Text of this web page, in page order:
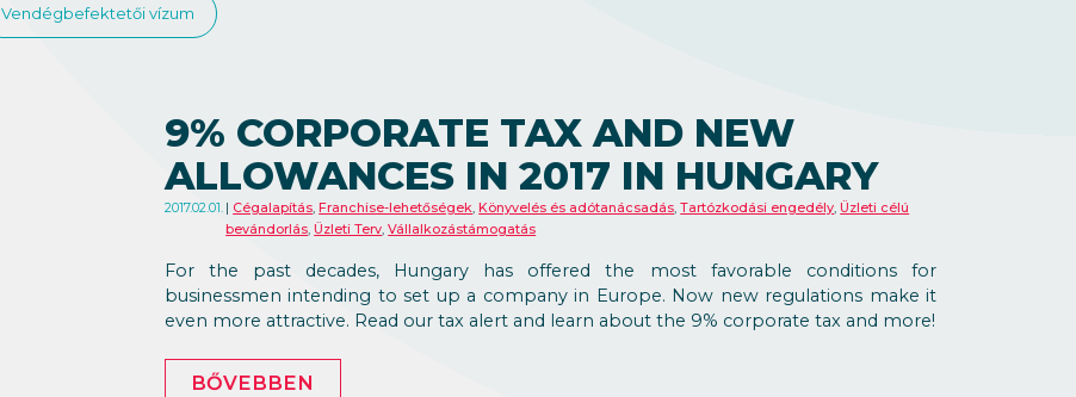
Vendégbefektetői vízum
9% CORPORATE TAX AND NEW
ALLOWANCES IN 2017 IN HUNGARY
2017.02.01. Cégalapítás, Franchise-lehetőségek, Könyvelés és adótanácsadás,Tartózkodási engedély,Üzleti célú
bevándorlás,Üzleti Terv,Vállalkozástámogatás
For the past decades, Hungary has offered the most favorable conditions for
businessmen intending to set up a company in Europe. Now new regulations make it
even more attractive. Read our tax alert and learn about the 9% corporate tax and more!
BŐVEBBEN